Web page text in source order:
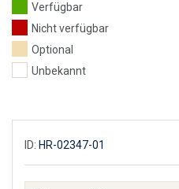
Verfügbar
Nicht verfügbar
Optional
Unbekannt
ID: HR-02347-01